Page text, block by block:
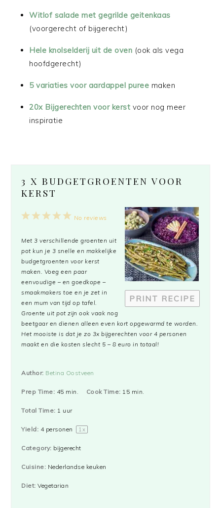
Witlof salade met gegrilde geitenkaas
(voorgerecht of bijgerecht)
Hele knolselderij uit de oven (ook als vega
hoofdgerecht)
5 variaties voor aardappel puree maken
20x Bijgerechten voor kerst voor nog meer
inspiratie
3 X BUDGETGROENTEN VOOR
KERST
PRINT RECIPE
5
4
3
2
1
No reviews
Met 3 verschillende groenten uit
pot kun je 3 snelle en makkelijke
budgetgroenten voor kerst
maken. Voeg een paar
eenvoudige – en goedkope –
smaakmakers toe en je zet in
een mum van tijd op tafel.
Groente uit pot zijn ook vaak nog
beetgaar en dienen alleen even kort opgewarmd te worden.
Het mooiste is dat je zo 3x bijgerechten voor 4 personen
maakt en die kosten slecht 5 – 8 euro in totaal!
Author: Betina Oostveen
Prep Time: 45 min. Cook Time: 15 min.
Total Time: 1 uur
Yield: 4personen 1 x
Category: bijgerecht
Cuisine: Nederlandse keuken
Diet: Vegetarian